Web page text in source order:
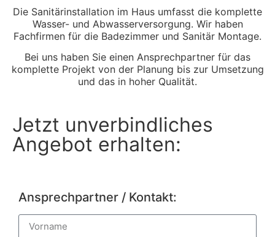
Die Sanitärinstallation im Haus umfasst die komplette
Wasser- und Abwasserversorgung. Wir haben
Fachfirmen für die Badezimmer und Sanitär Montage.
Bei uns haben Sie einen Ansprechpartner für das
komplette Projekt von der Planung bis zur Umsetzung
und das in hoher Qualität.
Jetzt unverbindliches
Angebot erhalten:
Ansprechpartner / Kontakt: